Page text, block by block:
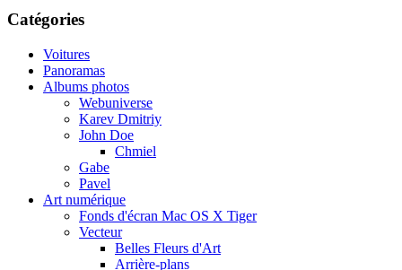
Catégories
Voitures
Panoramas
Albums photos
Webuniverse
Karev Dmitriy
John Doe
Chmiel
Gabe
Pavel
Art numérique
Fonds d'écran Mac OS X Tiger
Vecteur
Belles Fleurs d'Art
Arrière-plans